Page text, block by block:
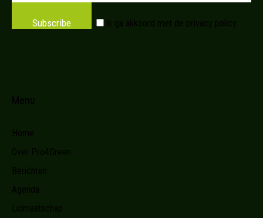
Subscribe Ik ga akkoord met de privacy policy.
Menu
Home
Over Pro4Green
Berichten
Agenda
Lidmaatschap